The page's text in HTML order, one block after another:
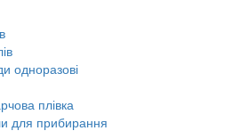
одноразові
плівка
для прибирання